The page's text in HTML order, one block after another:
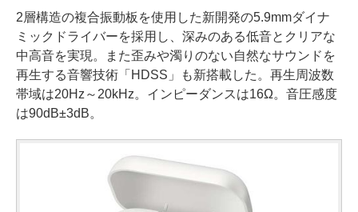
2層構造の複合振動板を使用した新開発の5.9mmダイナ
ミックドライバーを採用し、深みのある低音とクリアな
中高音を実現。また歪みや濁りのない自然なサウンドを
再生する音響技術「HDSS」も新搭載した。再生周波数
帯域は20Hz～20kHz。インピーダンスは16Ω。音圧感度
は90dB±3dB。